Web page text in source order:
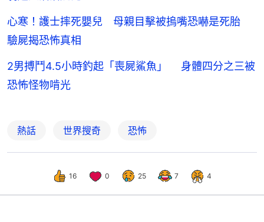
心寒！護士摔死嬰兒 母親目擊被摀嘴恐嚇是死胎
驗屍揭恐怖真相
2男搏鬥4.5小時釣起「喪屍鯊魚」 身體四分之三被
恐怖怪物啃光
熱話 世界搜奇 恐怖
16 0 25 7 4